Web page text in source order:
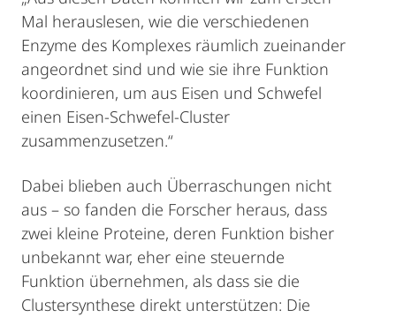
Mal herauslesen, wie die verschiedenen
Enzyme des Komplexes räumlich zueinander
angeordnet sind und wie sie ihre Funktion
koordinieren, um aus Eisen und Schwefel
einen Eisen-Schwefel-Cluster
zusammenzusetzen.“
Dabei blieben auch Überraschungen nicht
aus – so fanden die Forscher heraus, dass
zwei kleine Proteine, deren Funktion bisher
unbekannt war, eher eine steuernde
Funktion übernehmen, als dass sie die
Clustersynthese direkt unterstützen: Die